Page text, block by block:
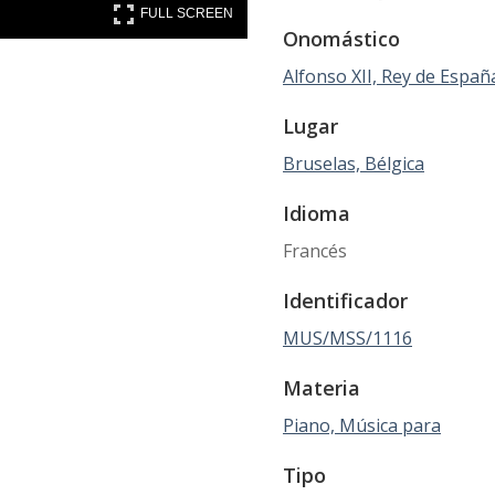
FULL SCREEN
Onomástico
Alfonso XII, Rey de
Lugar
Bruselas, Bélgica
Idioma
Francés
Identificador
MUS/MSS/1116
Materia
Piano, Música para
Tipo